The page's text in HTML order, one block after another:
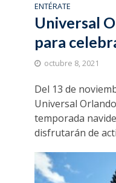
ENTÉRATE
Universal
para
octubre 8, 2021
Del 13 de
Universal
temporada
disfrutarán de